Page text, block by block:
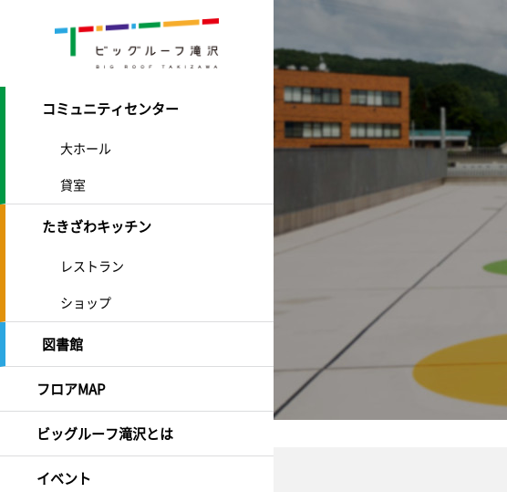
コミュニティセンター
大ホール
貸室
たきざわキッチン
レストラン
ショップ
図書館
フロアMAP
ビッグルーフ滝沢とは
イベント